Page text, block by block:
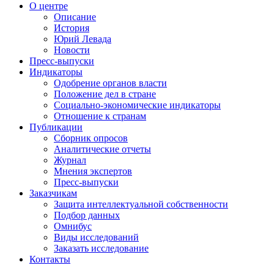
О центре
Описание
История
Юрий Левада
Новости
Пресс-выпуски
Индикаторы
Одобрение органов власти
Положение дел в стране
Социально-экономические индикаторы
Отношение к странам
Публикации
Сборник опросов
Аналитические отчеты
Журнал
Мнения экспертов
Пресс-выпуски
Заказчикам
Защита интеллектуальной собственности
Подбор данных
Омнибус
Виды исследований
Заказать исследование
Контакты